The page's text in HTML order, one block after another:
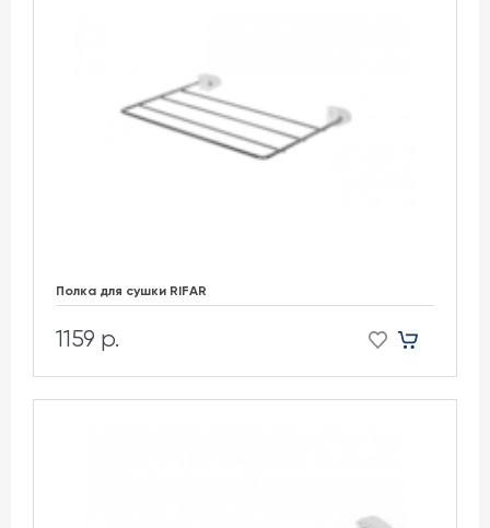
Полка для сушки RIFAR
1159 р.